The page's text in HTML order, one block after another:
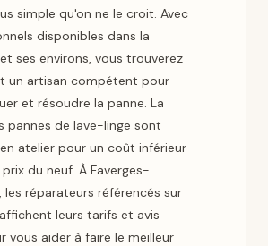
simple qu'on ne le croit. Avec
disponibles dans la
ses environs, vous trouverez
un artisan compétent pour
et résoudre la panne. La
pannes de lave-linge sont
atelier pour un coût inférieur
du neuf. À Faverges-
les réparateurs référencés sur
leurs tarifs et avis
vous aider à faire le meilleur